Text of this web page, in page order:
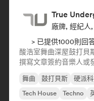
廠牌, 經紀人
> 已提供1000則回
酸浩室舞曲深屋鼓打貝
撰寫文章簽約音樂人或
舞曲 鼓打貝斯 硬派
Tech House
Techno